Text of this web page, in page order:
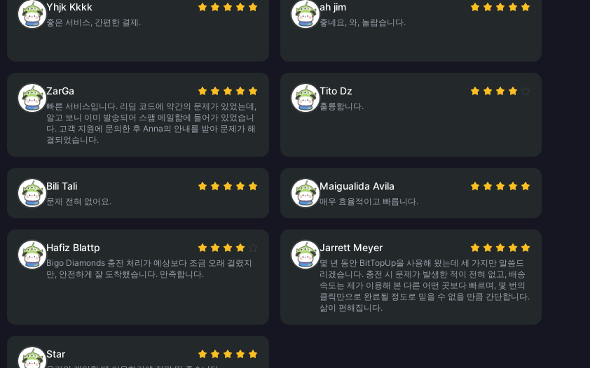
Yhjk Kkkk
좋은 서비스, 간편한 결제.
ah jim
좋네요, 와, 놀랍습니다.
ZarGa
빠른 서비스입니다. 리딤 코드에 약간의 문제가 있었는데,
알고 보니 이미 발송되어 스팸 메일함에 들어가 있었습니
다. 고객 지원에 문의한 후 Anna의 안내를 받아 문제가 해
결되었습니다.
Tito Dz
훌륭합니다.
Bili Tali
문제 전혀 없어요.
Maigualida Avila
매우 효율적이고 빠릅니다.
Hafiz Blattp
Bigo Diamonds 충전 처리가 예상보다 조금 오래 걸렸지
만, 안전하게 잘 도착했습니다. 만족합니다.
Jarrett Meyer
몇 년 동안 BitTopUp을 사용해 왔는데 세 가지만 말씀드
리겠습니다. 충전 시 문제가 발생한 적이 전혀 없고, 배송
속도는 제가 이용해 본 다른 어떤 곳보다 빠르며, 몇 번의
클릭만으로 완료될 정도로 믿을 수 없을 만큼 간단합니다.
삶이 편해집니다.
Star